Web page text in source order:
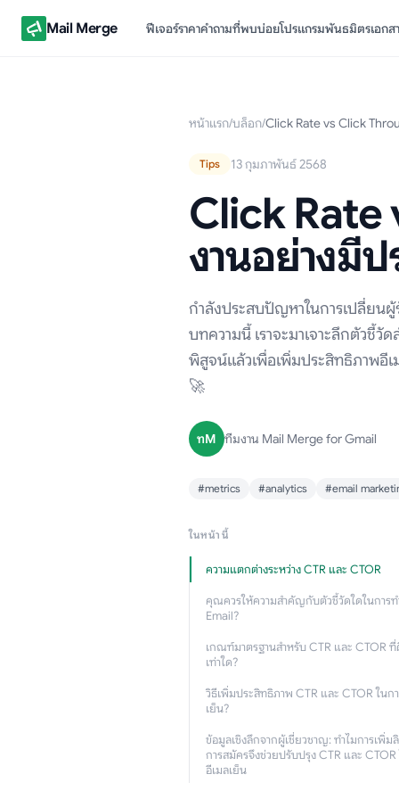
Mail Merge ฟีเจอร์ราคาคำถามที่พบบ่อยโปรแกรมพันธมิตรเอก
หน้าแรก/บล็อก/Click Rate vs Click
Tips 13 กุมภาพันธ์ 2568
Click Rate
งานอย่างมี
กำลังประสบปัญหาในการเปลี่ยนผู้
บทความนี้ เราจะมาเจาะลึกตัวชี้
พิสูจน์แล้วเพื่อเพิ่มประสิทธิภาพอี
🚀
ทM ทีมงาน Mail Merge for Gmail
#metrics #analytics #email
ในหน้านี้
ความแตกต่างระหว่าง CTR และ CTOR
คุณควรให้ความสำคัญกับตัวชี้วัดใดในการ
Email?
เกณฑ์มาตรฐานสำหรับ CTR และ CTOR
เท่าใด?
วิธีเพิ่มประสิทธิภาพ CTR และ CTOR ในก
เย็น?
ข้อมูลเชิงลึกจากผู้เชี่ยวชาญ: ทำไมการเพิ่ม
การสมัครจึงช่วยปรับปรุง CTR และ CTOR
อีเมลเย็น